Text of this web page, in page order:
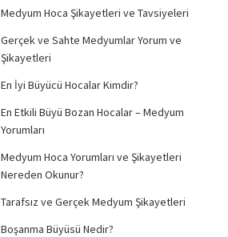
Medyum Hoca Şikayetleri ve Tavsiyeleri
Gerçek ve Sahte Medyumlar Yorum ve
Şikayetleri
En İyi Büyücü Hocalar Kimdir?
En Etkili Büyü Bozan Hocalar – Medyum
Yorumları
Medyum Hoca Yorumları ve Şikayetleri
Nereden Okunur?
Tarafsız ve Gerçek Medyum Şikayetleri
Boşanma Büyüsü Nedir?